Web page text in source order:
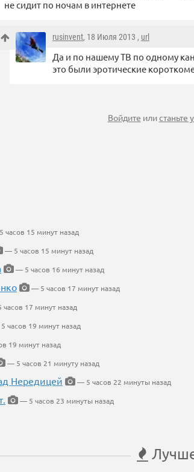
не сидит по ночам в интернете
rusinvent, 18 Июля 2013 , url
Да и по нашему ТВ по одному
это были эротические
Войдите илистаньте
15 минут назад
— 5 часов 15 минут назад
— 5 часов 16 минут назад
— 5 часов 17 минут назад
17 минут назад
часов 19 минут назад
19 минут назад
— 5 часов 21 минуту назад
Нередицей — 5 часов 22 минуты назад
— 5 часов 23 минуты назад